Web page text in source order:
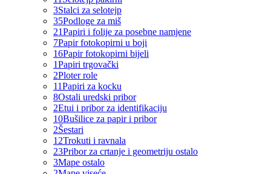
3Stalci za selotejp
35Podloge za miš
21Papiri i folije za posebne namjene
7Papir fotokopirni u boji
16Papir fotokopirni bijeli
1Papiri trgovački
2Ploter role
11Papiri za kocku
8Ostali uredski pribor
2Etui i pribor za identifikaciju
10Bušilice za papir i pribor
2Šestari
12Trokuti i ravnala
23Pribor za crtanje i geometriju ostalo
3Mape ostalo